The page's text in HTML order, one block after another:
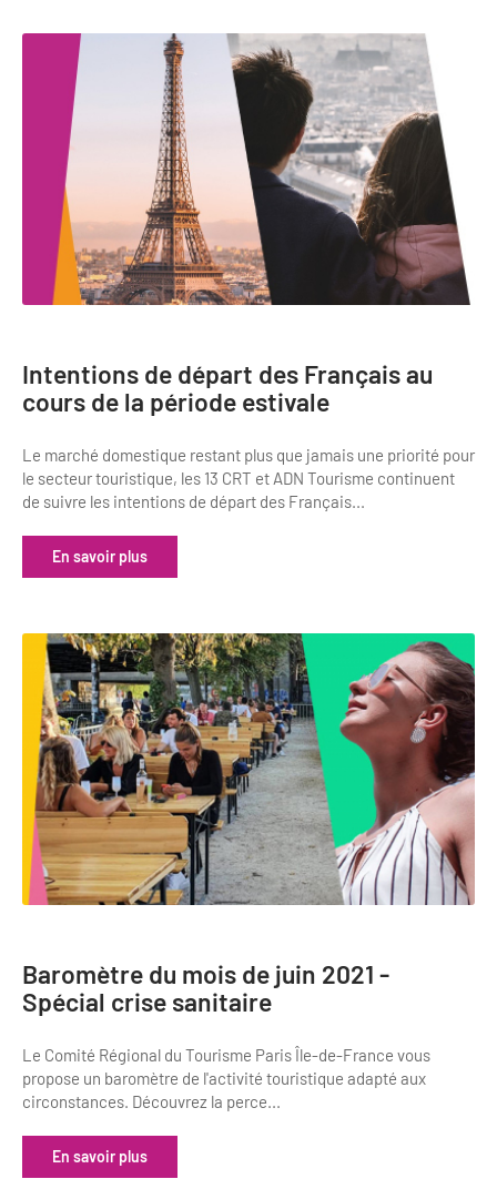
Annuaire accessibilité
Le Label Villes et Villages Fleuris
L'organisation du label
S'investir dans le label
L'organisation des visites
Remise des Prix
Inscription à la newsletter
Institutionnels du tourisme
Grands Evènements
Intentions de départ des Français au
cours de la période estivale
Le marché domestique restant plus que jamais une priorité pour
le secteur touristique, les 13 CRT et ADN Tourisme continuent
de suivre les intentions de départ des Français...
En savoir plus
Baromètre du mois de juin 2021 -
Spécial crise sanitaire
Le Comité Régional du Tourisme Paris Île-de-France vous
propose un baromètre de l'activité touristique adapté aux
circonstances. Découvrez la perce...
En savoir plus